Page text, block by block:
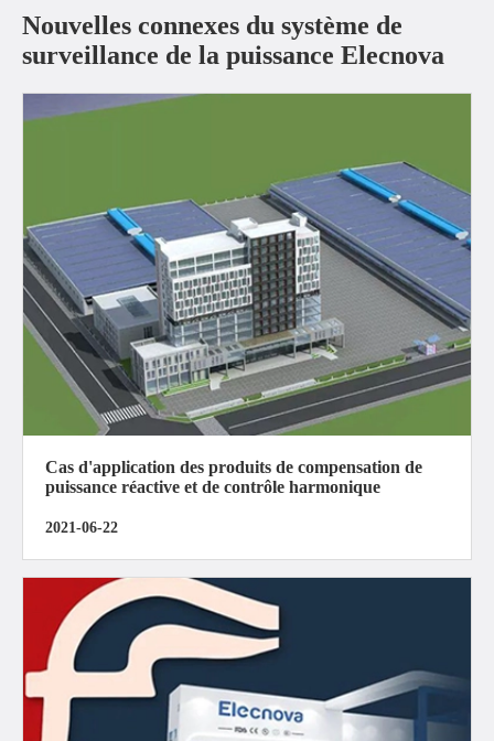
Nouvelles connexes du système de
surveillance de la puissance Elecnova
Cas d'application des produits de compensation de
puissance réactive et de contrôle harmonique
2021-06-22